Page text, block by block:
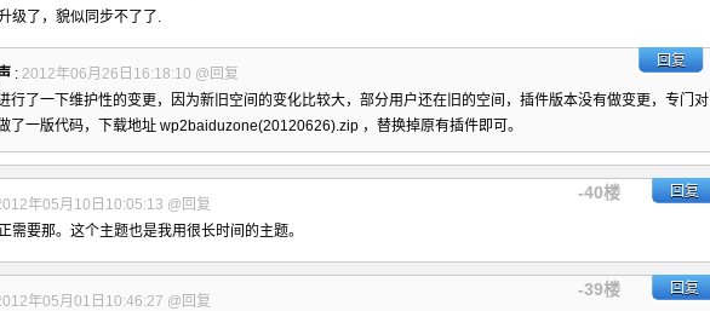
级了，貌似同步不了了.
: 2012年06月26日16:18:10 @回复
回复
行了一下维护性的变更，因为新旧空间的变化比较大，部分用户还在旧的空间，插件版本没有做变更，专门对
了一版代码，下载地址 wp2baiduzone(20120626).zip ，替换掉原有插件即可。
年05月10日10:05:13
-40楼
@回复
回复
需要那。这个主题也是我用很长时间的主题。
年05月01日10:46:27
-39楼
@回复
回复